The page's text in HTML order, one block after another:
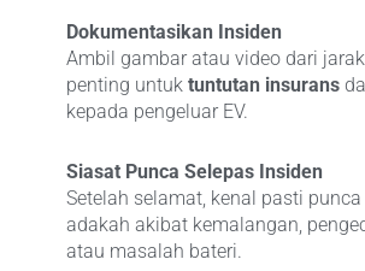
Dokumentasikan Insiden
Ambil gambar atau video dari
penting untuk tuntutan insurans
kepada pengeluar EV.
Siasat Punca Selepas Insiden
Setelah selamat, kenal pasti
adakah akibat kemalangan,
atau masalah bateri.